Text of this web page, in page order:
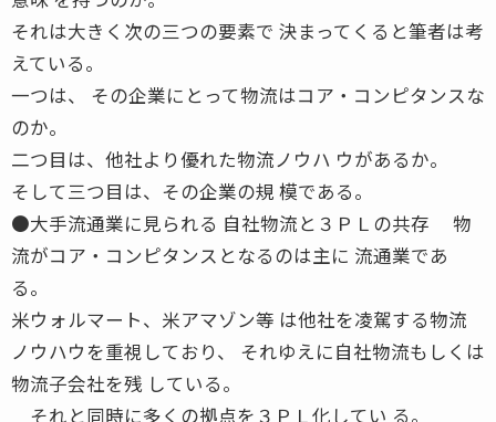
それは大きく次の三つの要素で 決まってくると筆者は考
えている。
一つは、 その企業にとって物流はコア・コンピタンスな
のか。
二つ目は、他社より優れた物流ノウハ ウがあるか。
そして三つ目は、その企業の規 模である。
●大手流通業に見られる 自社物流と３ＰＬの共存 物
流がコア・コンピタンスとなるのは主に 流通業であ
る。
米ウォルマート、米アマゾン等 は他社を凌駕する物流
ノウハウを重視しており、 それゆえに自社物流もしくは
物流子会社を残 している。
それと同時に多くの拠点を３ＰＬ化してい る。